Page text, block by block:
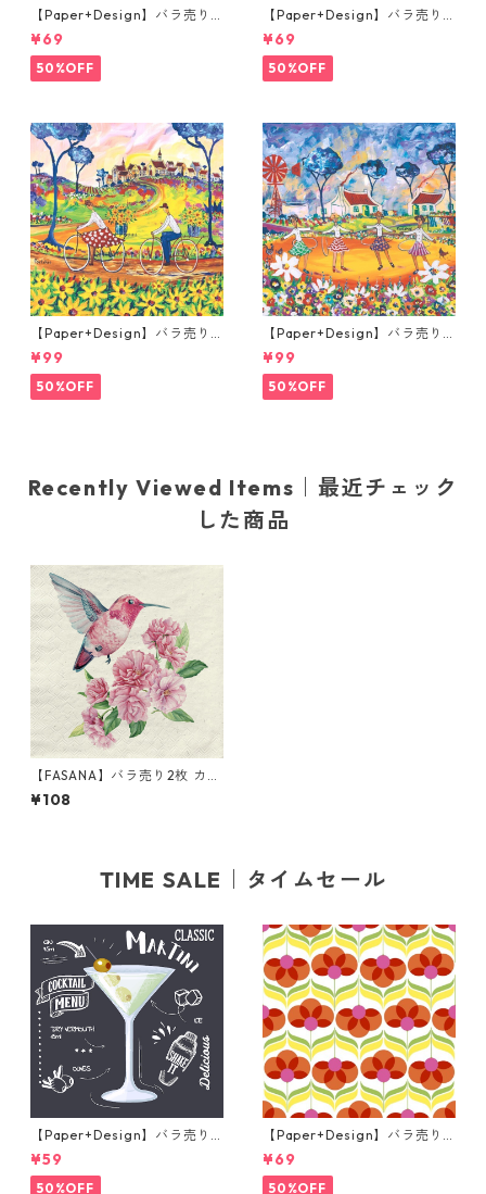
【Paper+Design】バラ売り2
枚 ランチサイズ ペーパーナプ
キン Boho mosaic ブルー
¥69
50%OFF
【Paper+Design】バラ売り2
枚 ランチサイズ ペーパーナプ
キン Holiday ベージュ
¥69
50%OFF
【Paper+Design】バラ売り2
枚 ランチサイズ ペーパーナプ
キン Portchie Art The Sunflo
wer Pickers グリーン
¥99
50%OFF
【Paper+Design】バラ売り2
枚 ランチサイズ ペーパーナプ
キン Portchie Art The Hula
Hoop Girls ブルー
¥99
50%OFF
Recently Viewed Items｜最近チェック
した商品
【FASANA】バラ売り2枚 カク
テルサイズ ペーパーナプキン
kolibri ナチュラル
¥108
TIME SALE｜タイムセール
【Paper+Design】バラ売り2
枚 カクテルサイズ ペーパーナ
プキン Martini ブラック
¥59
50%OFF
【Paper+Design】バラ売り2
枚 ランチサイズ ペーパーナプ
キン Geo Flowers レッド
¥69
50%OFF